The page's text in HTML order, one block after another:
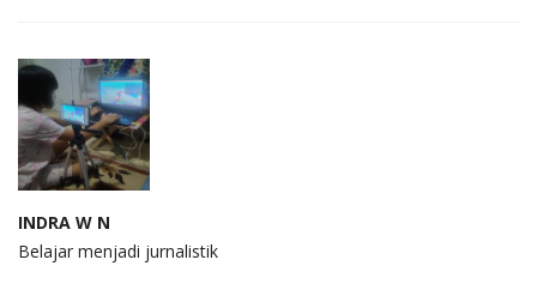
INDRA W N
Belajar menjadi jurnalistik